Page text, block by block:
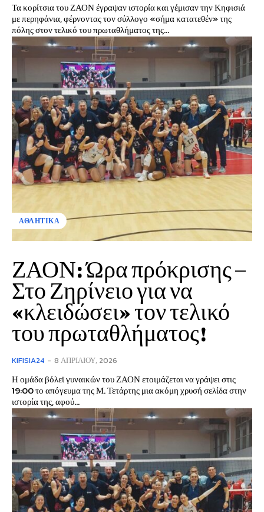
Τα κορίτσια του ΖΑΟΝ έγραψαν ιστορία και γέμισαν την Κηφισιά
με περηφάνια, φέρνοντας τον σύλλογο «σήμα κατατεθέν» της
πόλης στον τελικό του πρωταθλήματος της...
ΑΘΛΗΤΙΚΑ
ΖΑΟΝ: Ώρα πρόκρισης –
Στο Ζηρίνειο για να
«κλειδώσει» τον τελικό
του πρωταθλήματος!
KIFISIA24 - 8 ΑΠΡΙΛΊΟΥ, 2026
Η ομάδα βόλεϊ γυναικών του ΖΑΟΝ ετοιμάζεται να γράψει στις
19:00 το απόγευμα της Μ. Τετάρτης μια ακόμη χρυσή σελίδα στην
ιστορία της, αφού...